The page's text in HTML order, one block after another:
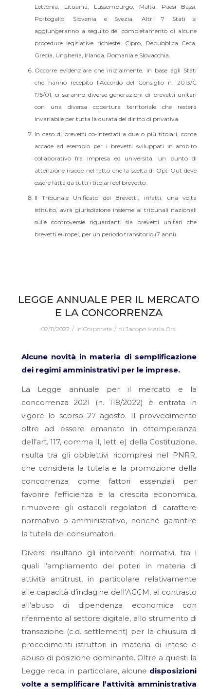
Lettonia, Lituania, Lussemburgo, Malta, Paesi Bassi,
Portogallo, Slovenia e Svezia. Altri 7 Stati si
aggiungeranno a seguito del completamento di alcune
procedure legislative richieste: Cipro, Repubblica Ceca,
Grecia, Ungheria, Irlanda, Romania e Slovacchia.
Occorre evidenziare che inizialmente, in base agli Stati
che hanno recepito l’Accordo del Consiglio n. 2013/C
175/01, ci saranno diverse generazioni di brevetti unitari
con una diversa copertura territoriale che resterà
invariabile per tutta la durata del diritto di privativa.
In caso di brevetti co-intestati a due o più titolari, come
accade ad esempio per i brevetti sviluppati in ambito
collaborativo fra impresa ed università, un punto di
attenzione risiede nel fatto che la scelta di Opt-Out deve
essere fatta da tutti i titolari del brevetto.
Il Tribunale Unificato dei Brevetti, infatti, una volta
istituito, avrà giurisdizione insieme ai tribunali nazionali
sulle controversie riguardanti sia brevetti unitari che
brevetti europei, per un periodo transitorio (7 anni).
LEGGE ANNUALE PER IL MERCATO
E LA CONCORRENZA
02/11/2022 / in Corporate / di Jacopo Maria Orsi
Alcune novità in materia di semplificazione
dei regimi amministrativi per le imprese.
La Legge annuale per il mercato e la
concorrenza 2021 (n. 118/2022) è entrata in
vigore lo scorso 27 agosto. Il provvedimento
oltre ad essere emanato in ottemperanza
dell’art. 117, comma II, lett. e) della Costituzione,
risulta tra gli obbiettivi ricompresi nel PNRR,
che considera la tutela e la promozione della
concorrenza come fattori essenziali per
favorire l’efficienza e la crescita economica,
rimuovere gli ostacoli regolatori di carattere
normativo o amministrativo, nonché garantire
la tutela dei consumatori.
Diversi risultano gli interventi normativi, tra i
quali l’ampliamento dei poteri in materia di
attività antitrust, in particolare relativamente
alle capacità d’indagine dell’AGCM, al contrasto
all’abuso di dipendenza economica con
riferimento al settore digitale, allo strumento di
transazione (c.d. settlement) per la chiusura di
procedimenti istruttori in materia di intese e
abuso di posizione dominante. Oltre a questi la
Legge reca, in particolare, alcune disposizioni
volte a semplificare l’attività amministrativa